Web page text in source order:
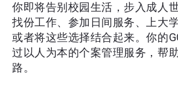
你即将告别校园生活，步入成人
找份工作、参加日间服务、上大
或者将这些选择结合起来。你的
过以人为本的个案管理服务，帮
路。